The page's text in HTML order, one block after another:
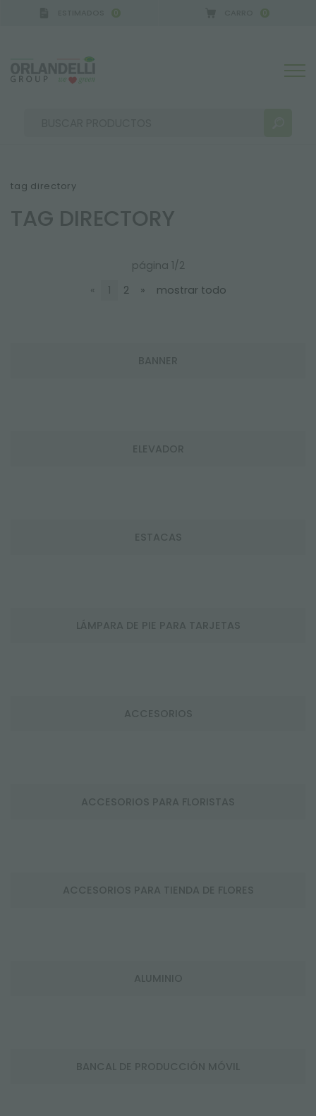
0 0
RESULTADOS DE LA BÚSQUEDA:
MÁS RESULTADOS PARA USTED:
tag directory
TAG DIRECTORY
página 1/2
«
1 2 » mostrar todo
BANNER
ELEVADOR
ESTACAS
LÁMPARA DE PIE PARA TARJETAS
ACCESORIOS
ACCESORIOS PARA FLORISTAS
ACCESORIOS PARA TIENDA DE FLORES
ALUMINIO
BANCAL DE PRODUCCIÓN MÓVIL